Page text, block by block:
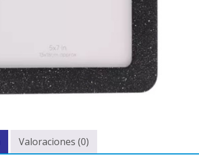
Valoraciones (0)